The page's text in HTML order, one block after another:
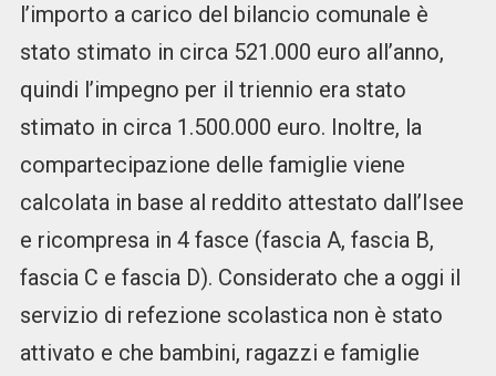
l’importo a carico del bilancio comunale è
stato stimato in circa 521.000 euro all’anno,
quindi l’impegno per il triennio era stato
stimato in circa 1.500.000 euro. Inoltre, la
compartecipazione delle famiglie viene
calcolata in base al reddito attestato dall’Isee
e ricompresa in 4 fasce (fascia A, fascia B,
fascia C e fascia D). Considerato che a oggi il
servizio di refezione scolastica non è stato
attivato e che bambini, ragazzi e famiglie